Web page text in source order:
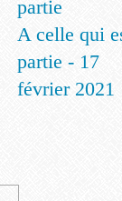
A celle qui
partie - 17
février 2021